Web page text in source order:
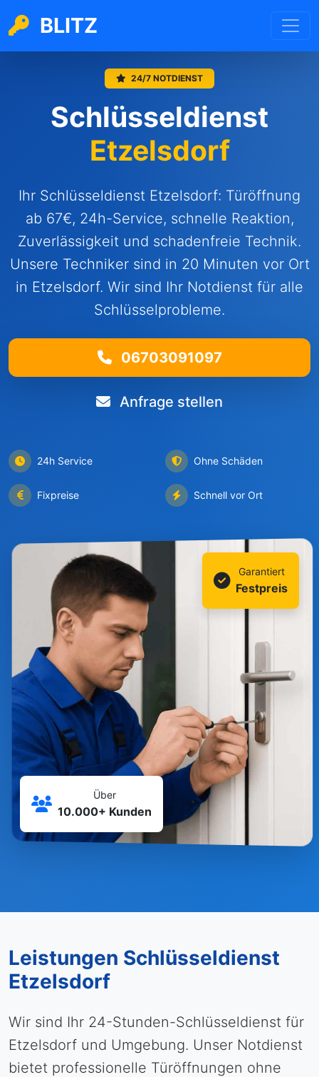
BLITZ
24/7 NOTDIENST
Schlüsseldienst
Etzelsdorf
Ihr Schlüsseldienst Etzelsdorf: Türöffnung
ab 67€, 24h-Service, schnelle Reaktion,
Zuverlässigkeit und schadenfreie Technik.
Unsere Techniker sind in 20 Minuten vor Ort
in Etzelsdorf. Wir sind Ihr Notdienst für alle
Schlüsselprobleme.
06703091097
Anfrage stellen
24h Service Ohne Schäden
Fixpreise Schnell vor Ort
Garantiert
Festpreis
Über
10.000+ Kunden
Leistungen Schlüsseldienst
Etzelsdorf
Wir sind Ihr 24-Stunden-Schlüsseldienst für
Etzelsdorf und Umgebung. Unser Notdienst
bietet professionelle Türöffnungen ohne